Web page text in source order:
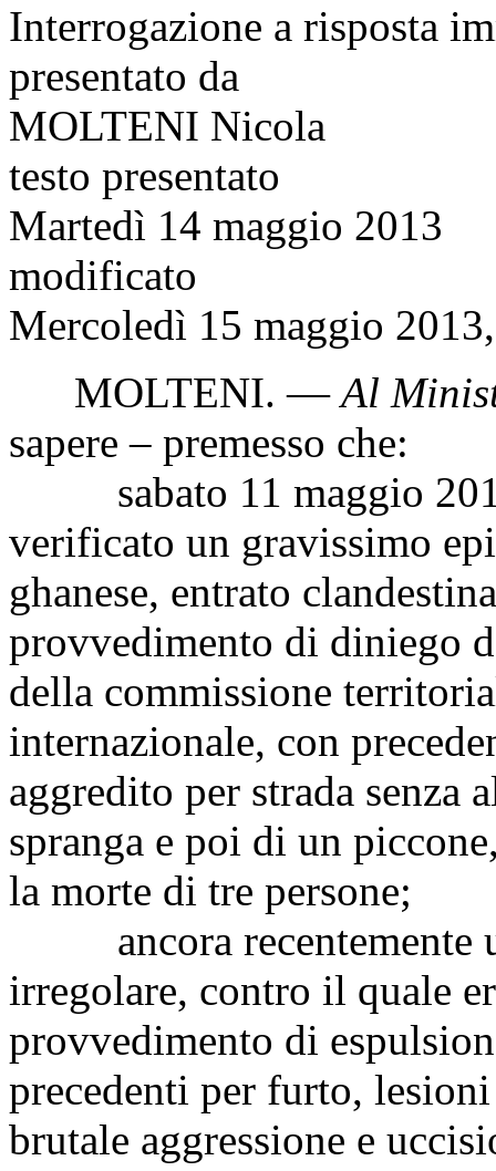
Interrogazione a risposta
presentato da
MOLTENI Nicola
testo presentato
Martedì 14 maggio 2013
modificato
Mercoledì 15 maggio
MOLTENI. — Al
sapere – premesso che:
sabato 11 maggio
verificato un gravissimo
ghanese, entrato
provvedimento di diniego
della commissione
internazionale, con
aggredito per strada senza
spranga e poi di un
la morte di tre persone;
ancora recentemente
irregolare, contro il quale
provvedimento di
precedenti per furto,
brutale aggressione e